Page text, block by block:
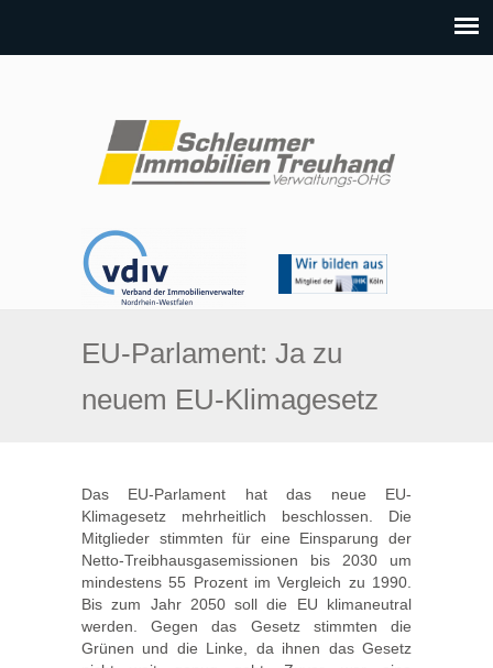
EU-Parlament: Ja zu
neuem EU-Klimagesetz
Das EU-Parlament hat das neue EU-
Klimagesetz mehrheitlich beschlossen. Die
Mitglieder stimmten für eine Einsparung der
Netto-Treibhausgasemissionen bis 2030 um
mindestens 55 Prozent im Vergleich zu 1990.
Bis zum Jahr 2050 soll die EU klimaneutral
werden. Gegen das Gesetz stimmten die
Grünen und die Linke, da ihnen das Gesetz